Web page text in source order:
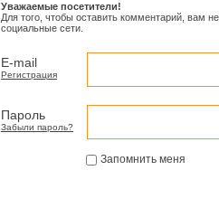
Уважаемые посетители!
Для того, чтобы оставить комментарий, вам
социальные сети.
E-mail
Регистрация
Пароль
Забыли пароль?
Запомнить меня